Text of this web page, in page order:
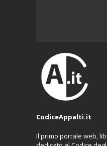
CodiceAppalti.it
Il primo portale web,